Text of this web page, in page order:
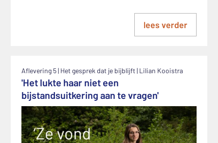
lees verder
Aflevering 5 | Het gesprek dat je bijblijft | Lilian Kooistra
'Het lukte haar niet een
bijstandsuitkering aan te vragen'